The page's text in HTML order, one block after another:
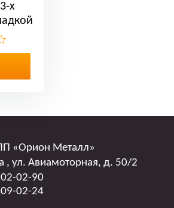
х
«Орион Металл»
, ул. Авиамоторная, д. 50/2
02-90
02-24